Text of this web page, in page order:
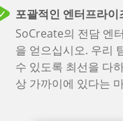
포괄적인 엔터프라이
SoCreate의 전담 엔
을 얻으십시오. 우리
수 있도록 최선을 다
상 가까이에 있다는
실시간 협업:
스토리에 대한 실시
실시간으로 즉시 확
자를 초대할 수 있습